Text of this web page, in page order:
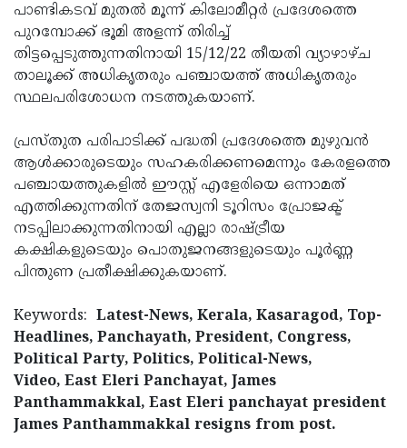
പാണ്ടികടവ് മുതല്‍ മൂന്ന് കിലോമീറ്റര്‍ പ്രദേശത്തെ
പുറമ്പോക്ക് ഭൂമി അളന്ന് തിരിച്ച്
തിട്ടപ്പെടുത്തുന്നതിനായി 15/12/22 തീയതി വ്യാഴാഴ്ച
താലൂക്ക് അധികൃതരും പഞ്ചായത്ത് അധികൃതരും
സ്ഥലപരിശോധന നടത്തുകയാണ്.
പ്രസ്തുത പരിപാടിക്ക് പദ്ധതി പ്രദേശത്തെ മുഴുവന്‍
ആള്‍ക്കാരുടെയും സഹകരിക്കണമെന്നും കേരളത്തെ
പഞ്ചായത്തുകളില്‍ ഈസ്റ്റ് എളേരിയെ ഒന്നാമത്
എത്തിക്കുന്നതിന് തേജസ്വനി ടൂറിസം പ്രോജക്ട്
നടപ്പിലാക്കുന്നതിനായി എല്ലാ രാഷ്ട്രീയ
കക്ഷികളുടെയും പൊതുജനങ്ങളുടെയും പൂര്‍ണ്ണ
പിന്തുണ പ്രതീക്ഷിക്കുകയാണ്.
Keywords: Latest-News, Kerala, Kasaragod, Top-
Headlines, Panchayath, President, Congress,
Political Party, Politics, Political-News,
Video, East Eleri Panchayat, James
Panthammakkal, East Eleri panchayat president
James Panthammakkal resigns from post.